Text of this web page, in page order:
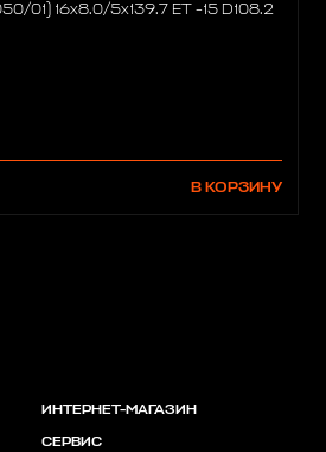
01) 16x8.0/5x139.7 ET -15 D108.2
В КОРЗИНУ
ИНТЕРНЕТ-МАГАЗИН
СЕРВИС